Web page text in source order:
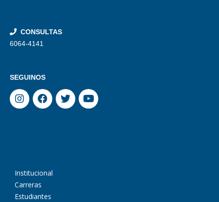
CONSULTAS
6064-4141
SEGUINOS
Institucional
Carreras
Estudiantes